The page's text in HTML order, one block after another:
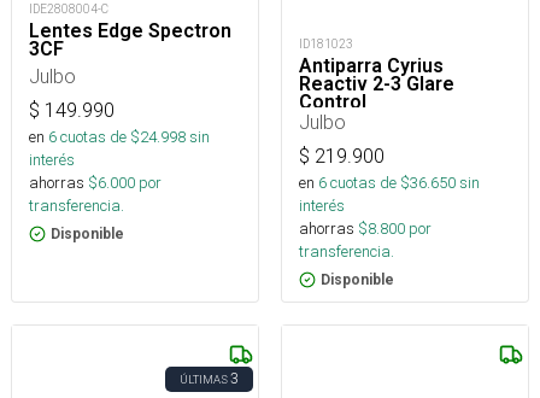
IDE2808004-C
Lentes Edge Spectron
3CF
Julbo
$ 149.990
en 6cuotas de $24.998sin
interés
ahorras $6.000 por
transferencia.
Disponible
ID181023
Antiparra Cyrius
Reactiv 2-3 Glare
Control
Julbo
$ 219.900
en 6cuotas de $36.650sin
interés
ahorras $8.800 por
transferencia.
Disponible
ÚLTIMAS3